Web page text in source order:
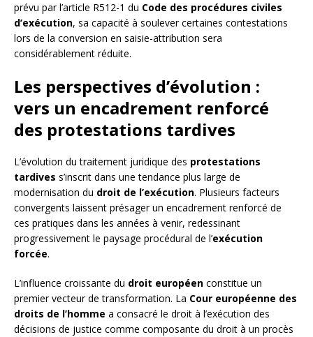
prévu par l’article R512-1 du Code des procédures civiles
d’exécution, sa capacité à soulever certaines contestations
lors de la conversion en saisie-attribution sera
considérablement réduite.
Les perspectives d’évolution :
vers un encadrement renforcé
des protestations tardives
L’évolution du traitement juridique des protestations
tardives s’inscrit dans une tendance plus large de
modernisation du droit de l’exécution. Plusieurs facteurs
convergents laissent présager un encadrement renforcé de
ces pratiques dans les années à venir, redessinant
progressivement le paysage procédural de l’exécution
forcée.
L’influence croissante du droit européen constitue un
premier vecteur de transformation. La Cour européenne des
droits de l’homme a consacré le droit à l’exécution des
décisions de justice comme composante du droit à un procès